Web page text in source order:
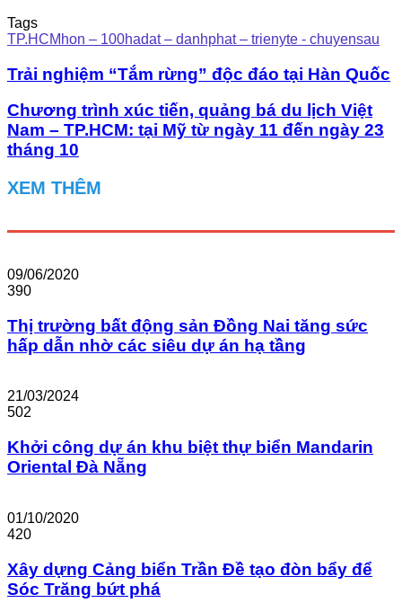
Tags
TP.HCMhon – 100hadat – danhphat – trienyte - chuyensau
Trải nghiệm “Tắm rừng” độc đáo tại Hàn Quốc
Chương trình xúc tiến, quảng bá du lịch Việt
Nam – TP.HCM: tại Mỹ từ ngày 11 đến ngày 23
tháng 10
XEM THÊM
09/06/2020
390
Thị trường bất động sản Đồng Nai tăng sức
hấp dẫn nhờ các siêu dự án hạ tầng
21/03/2024
502
Khởi công dự án khu biệt thự biển Mandarin
Oriental Đà Nẵng
01/10/2020
420
Xây dựng Cảng biển Trần Đề tạo đòn bẩy để
Sóc Trăng bứt phá